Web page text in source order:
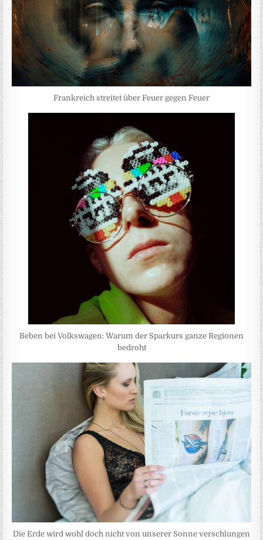
Frankreich streitet über Feuer gegen Feuer
Beben bei Volkswagen: Warum der Sparkurs ganze Regionen
bedroht
Die Erde wird wohl doch nicht von unserer Sonne verschlungen